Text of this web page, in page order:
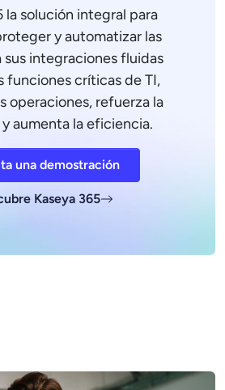
la solución integral para
y automatizar las
sus integraciones fluidas
funciones críticas de TI,
operaciones, refuerza la
aumenta la eficiencia.
una demostración
Kaseya 365